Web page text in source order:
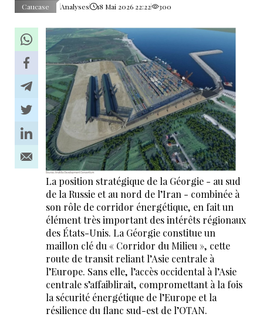
Caucase Analyses 18 Mai 2026 22:22 300
La position stratégique de la Géorgie - au sud
de la Russie et au nord de l’Iran - combinée à
son rôle de corridor énergétique, en fait un
élément très important des intérêts régionaux
des États-Unis. La Géorgie constitue un
maillon clé du « Corridor du Milieu », cette
route de transit reliant l’Asie centrale à
l’Europe. Sans elle, l’accès occidental à l’Asie
centrale s’affaiblirait, compromettant à la fois
la sécurité énergétique de l’Europe et la
résilience du flanc sud-est de l’OTAN.